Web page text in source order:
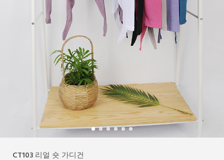
CT103 리얼 숏 가디건